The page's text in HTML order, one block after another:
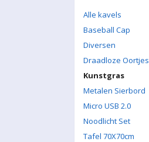
Alle kavels
Baseball Cap
Diversen
Draadloze Oortjes
Kunstgras
Metalen Sierbord
Micro USB 2.0
Noodlicht Set
Tafel 70X70cm